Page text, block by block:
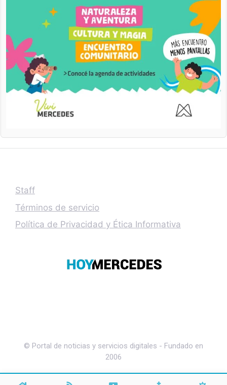
Staff
Términos de servicio
Política de Privacidad y Ética Informativa
© Portal de noticias y servicios digitales - Fundado en
2006